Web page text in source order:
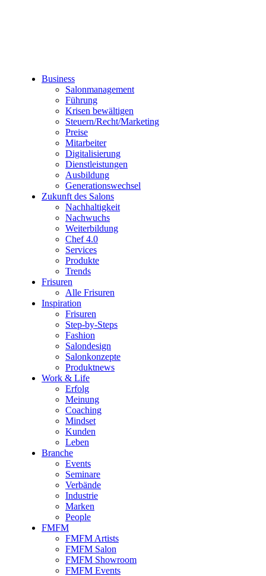
Business
Salonmanagement
Führung
Krisen bewältigen
Steuern/Recht/Marketing
Preise
Mitarbeiter
Digitalisierung
Dienstleistungen
Ausbildung
Generationswechsel
Zukunft des Salons
Nachhaltigkeit
Nachwuchs
Weiterbildung
Chef 4.0
Services
Produkte
Trends
Frisuren
Alle Frisuren
Inspiration
Frisuren
Step-by-Steps
Fashion
Salondesign
Salonkonzepte
Produktnews
Work & Life
Erfolg
Meinung
Coaching
Mindset
Kunden
Leben
Branche
Events
Seminare
Verbände
Industrie
Marken
People
FMFM
FMFM Artists
FMFM Salon
FMFM Showroom
FMFM Events